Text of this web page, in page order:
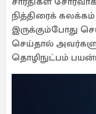
நித்திரைக்
இருக்கும்போது
செய்தால்
தொழிநுட்பம்